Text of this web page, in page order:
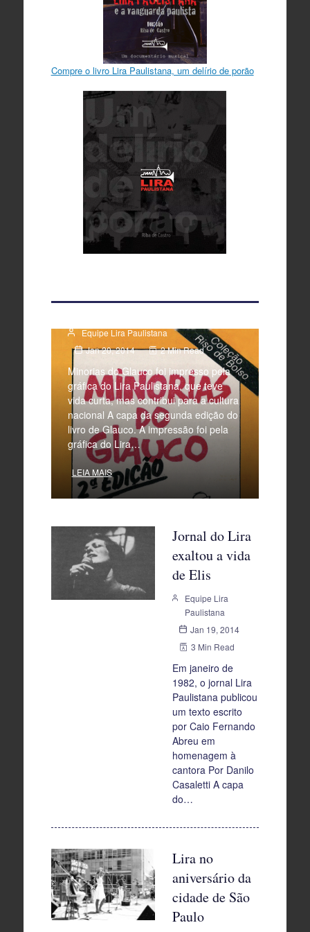
Compre o livro Lira Paulistana, um delírio de porão
Aconteceu no Lira
livro do Glauco
Equipe Lira Paulistana
Jan 20, 2014
2 Min Read
Minorias do Glauco foi impresso pela
gráfica do Lira Paulistana, que teve
vida curta, mas contribui para a cultura
nacional A capa da segunda edição do
livro de Glauco. A impressão foi pela
gráfica do Lira…
LEIA MAIS
Jornal do Lira
exaltou a vida
de Elis
Equipe Lira
Paulistana
Jan 19, 2014
3 Min Read
Em janeiro de
1982, o jornal Lira
Paulistana publicou
um texto escrito
por Caio Fernando
Abreu em
homenagem à
cantora Por Danilo
Casaletti A capa
do…
Lira no
aniversário da
cidade de São
Paulo